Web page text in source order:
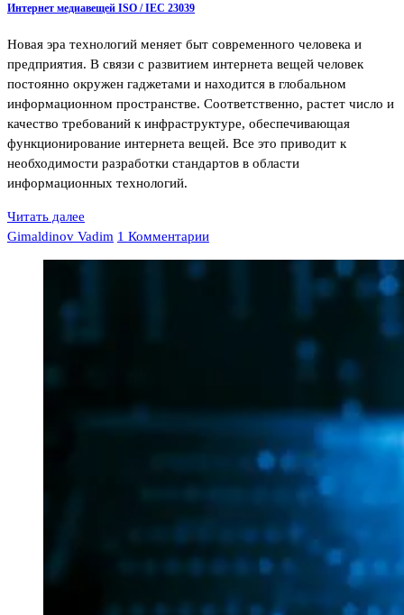
Интернет медиавещей ISO / IEC 23039
Новая эра технологий меняет быт современного человека и
предприятия. В связи с развитием интернета вещей человек
постоянно окружен гаджетами и находится в глобальном
информационном пространстве. Соответственно, растет число и
качество требований к инфраструктуре, обеспечивающая
функционирование интернета вещей. Все это приводит к
необходимости разработки стандартов в области
информационных технологий.
Читать далее
Gimaldinov Vadim 1 Комментарии